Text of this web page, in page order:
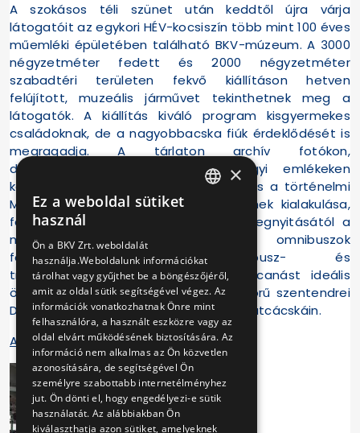
A szokásos téli szünet után keddtől újra várja
látogatóit az egykori HÉV-kocsiszín több mint 100 éves
műemléki épületében található BKV-múzeum. A 3000
négyzetméter fedett és 2000 négyzetméter
szabadtéri területen fekvő kiállításon hetven
felújított, muzeális járművet tekinthetnek meg a
látogatók. A kiállítás kiváló program kisgyermekes
családoknak, de a nagyobbacska fiúk érdeklődését is
megragadja. A tárlaton archív fotókon,
dokumentumokon és korabeli tárgyi emlékeken
keresztül elevenedik meg a főváros és a történelmi
Magyarország közösségi közlekedésének kialakulása,
fejlődése – az első lóvasúti vonal megnyitásától a
metróközlekedésig, az első omnibuszok
felbukkanásától az autóbusz- és
trolibuszközlekedésig. A tavaszi kiruccanást ideális
összekötni egy sétával, akár a gyönyörű szentendrei
Duna-parton, akár az óváros kanyargó utcácskáin.
A múzeum elérhetősége
×
Ez a weboldal sütiket
használ
Ön a BKV Zrt. weboldalát
használja.Weboldalunk információkat
tárolhat vagy gyűjthet be a böngészőjéről,
amit az oldal sütik segítségével végez. Az
információk vonatkozhatnak Önre mint
felhasználóra, a használt eszközre vagy az
oldal elvárt működésének biztosítására. Az
információ nem alkalmas az Ön közvetlen
azonosítására, de segítségével Ön
személyre szabottabb internetélményhez
jut. Ön dönti el, hogy engedélyezi-e sütik
használatát. Az alábbiakban Ön
kiválaszthatja azon sütiket, amelyeknek